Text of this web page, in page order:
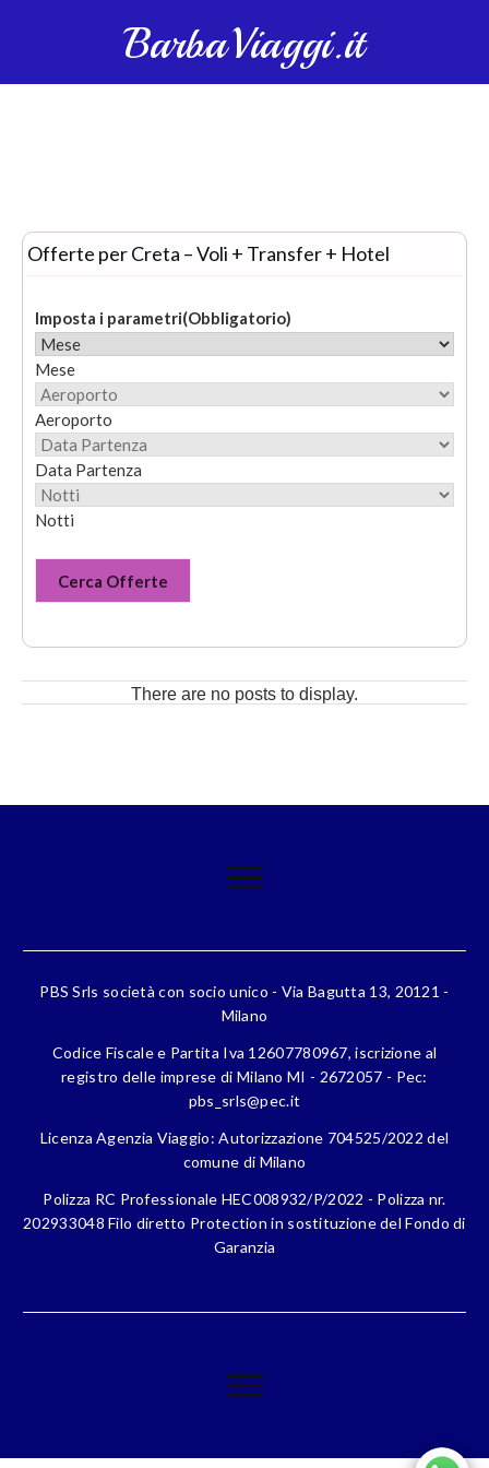
BarbaViaggi.it
Offerte per Creta – Voli + Transfer + Hotel
Imposta i parametri(Obbligatorio)
Mese
Aeroporto
Data Partenza
Notti
PBS Srls società con socio unico - Via Bagutta 13, 20121 -
Milano
Codice Fiscale e Partita Iva 12607780967, iscrizione al
registro delle imprese di Milano MI - 2672057 - Pec:
pbs_srls@pec.it
Licenza Agenzia Viaggio: Autorizzazione 704525/2022 del
comune di Milano
Polizza RC Professionale HEC008932/P/2022 - Polizza nr.
202933048 Filo diretto Protection in sostituzione del Fondo di
Garanzia